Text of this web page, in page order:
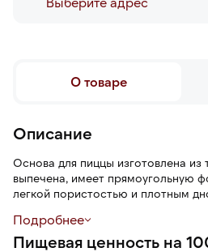
О товаре
Описание
Основа для пиццы изготовлена из
выпечена, имеет прямоугольную
легкой пористостью и плотным
выпечки.
Подробнее
Пищевая ценность на